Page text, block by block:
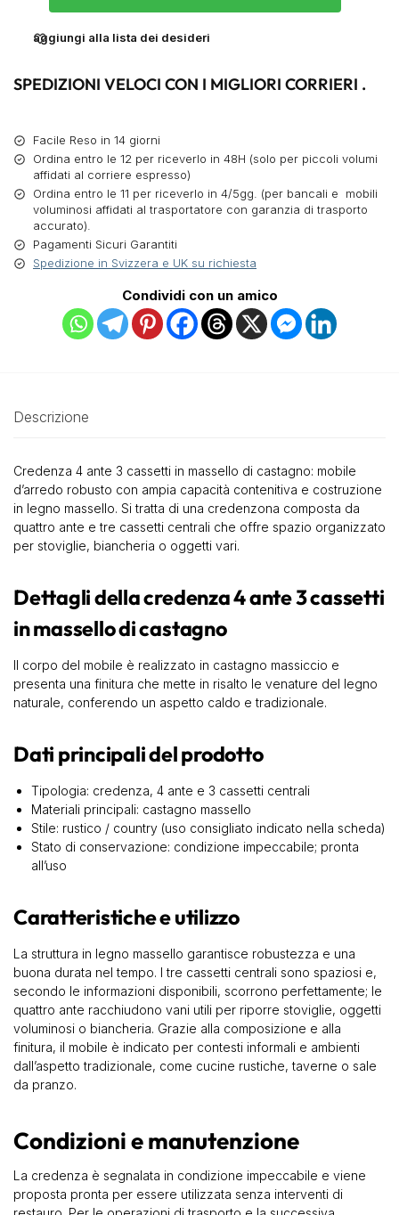
aggiungi alla lista dei desideri
SPEDIZIONI VELOCI CON I MIGLIORI CORRIERI .
Facile Reso in 14 giorni
Ordina entro le 12 per riceverlo in 48H (solo per piccoli volumi
affidati al corriere espresso)
Ordina entro le 11 per riceverlo in 4/5gg. (per bancali e mobili
voluminosi affidati al trasportatore con garanzia di trasporto
accurato).
Pagamenti Sicuri Garantiti
Spedizione in Svizzera e UK su richiesta
Condividi con un amico
Descrizione
Credenza 4 ante 3 cassetti in massello di castagno: mobile
d’arredo robusto con ampia capacità contenitiva e costruzione
in legno massello. Si tratta di una credenzona composta da
quattro ante e tre cassetti centrali che offre spazio organizzato
per stoviglie, biancheria o oggetti vari.
Dettagli della credenza 4 ante 3 cassetti
in massello di castagno
Il corpo del mobile è realizzato in castagno massiccio e
presenta una finitura che mette in risalto le venature del legno
naturale, conferendo un aspetto caldo e tradizionale.
Dati principali del prodotto
Tipologia: credenza, 4 ante e 3 cassetti centrali
Materiali principali: castagno massello
Stile: rustico / country (uso consigliato indicato nella scheda)
Stato di conservazione: condizione impeccabile; pronta
all’uso
Caratteristiche e utilizzo
La struttura in legno massello garantisce robustezza e una
buona durata nel tempo. I tre cassetti centrali sono spaziosi e,
secondo le informazioni disponibili, scorrono perfettamente; le
quattro ante racchiudono vani utili per riporre stoviglie, oggetti
voluminosi o biancheria. Grazie alla composizione e alla
finitura, il mobile è indicato per contesti informali e ambienti
dall’aspetto tradizionale, come cucine rustiche, taverne o sale
da pranzo.
Condizioni e manutenzione
La credenza è segnalata in condizione impeccabile e viene
proposta pronta per essere utilizzata senza interventi di